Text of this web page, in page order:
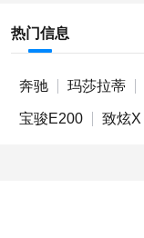
热门信息
奔驰 玛莎拉蒂
宝骏E200 致炫X